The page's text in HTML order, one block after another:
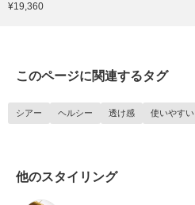
¥19,360
このページに関連するタグ
シアー ヘルシー 透け感 使いやすい
他のスタイリング